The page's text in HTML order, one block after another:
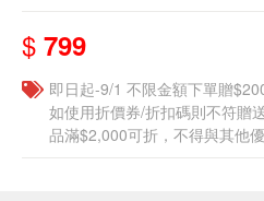
$ 799
即日起-9/1 不限金額下單贈
如使用折價券/折扣碼則不符贈
品滿$2,000可折，不得與其他